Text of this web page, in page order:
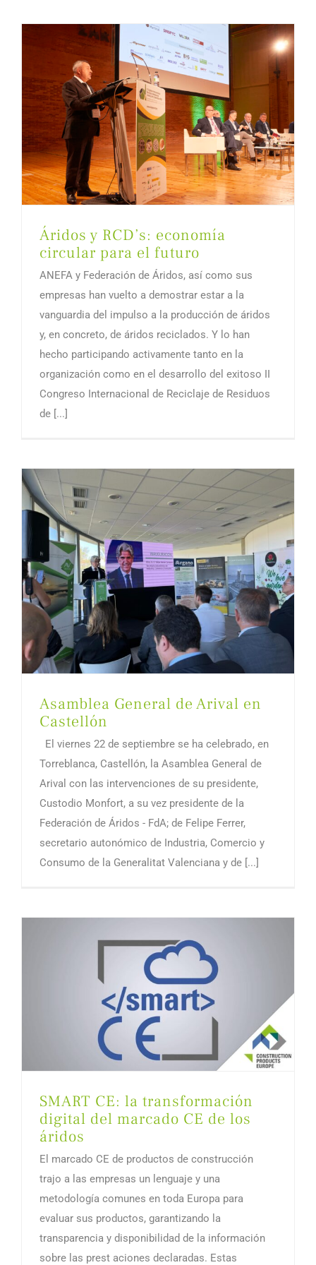
Áridos y RCD’s: economía
circular para el futuro
ANEFA y Federación de Áridos, así como sus
empresas han vuelto a demostrar estar a la
vanguardia del impulso a la producción de áridos
y, en concreto, de áridos reciclados. Y lo han
hecho participando activamente tanto en la
organización como en el desarrollo del exitoso II
Congreso Internacional de Reciclaje de Residuos
de [...]
Asamblea General de Arival en
Castellón
El viernes 22 de septiembre se ha celebrado, en
Torreblanca, Castellón, la Asamblea General de
Arival con las intervenciones de su presidente,
Custodio Monfort, a su vez presidente de la
Federación de Áridos - FdA; de Felipe Ferrer,
secretario autonómico de Industria, Comercio y
Consumo de la Generalitat Valenciana y de [...]
SMART CE: la transformación
digital del marcado CE de los
áridos
El marcado CE de productos de construcción
trajo a las empresas un lenguaje y una
metodología comunes en toda Europa para
evaluar sus productos, garantizando la
transparencia y disponibilidad de la información
sobre las prest aciones declaradas. Estas